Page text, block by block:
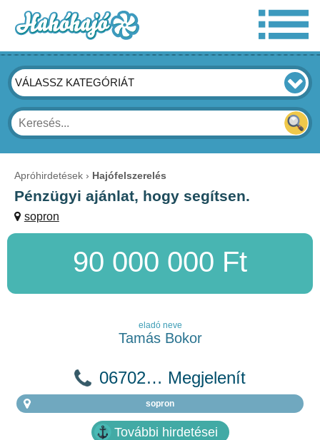
VÁLASSZ KATEGÓRIÁT
Apróhirdetések Hajófelszerelés
Pénzügyi ajánlat, hogy segítsen.
sopron
90 000 000 Ft
eladó neve
Tamás Bokor
06702… Megjelenít
sopron
További hirdetései